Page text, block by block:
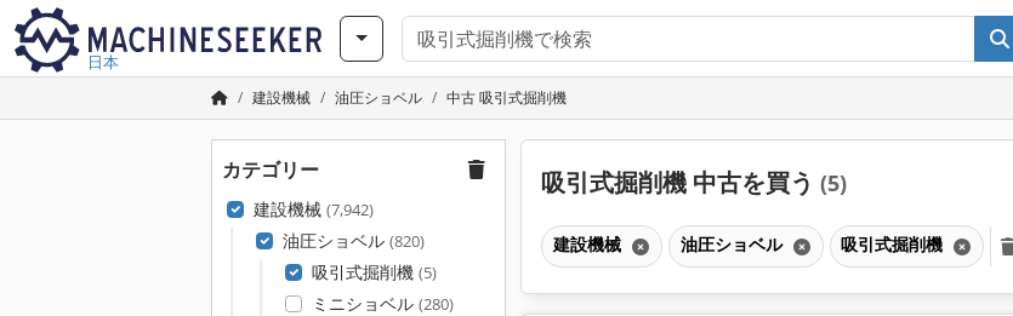
日本
建設機械 油圧ショベル 中古 吸引式掘削機
カテゴリー
建設機械 (7,942)
油圧ショベル (820)
吸引式掘削機 (5)
ミニショベル (280)
吸引式掘削機 中古を買う (5)
建設機械 油圧ショベル 吸引式掘削機